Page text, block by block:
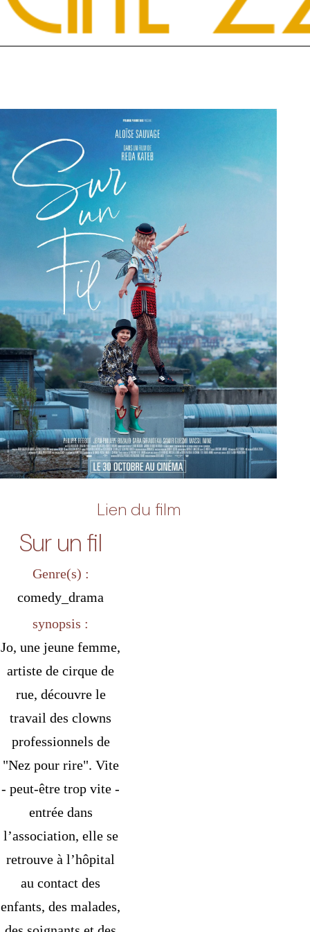
Lien du film
Sur un fil
Genre(s) :
comedy_drama
synopsis :
Jo, une jeune femme,
artiste de cirque de
rue, découvre le
travail des clowns
professionnels de
"Nez pour rire". Vite
- peut-être trop vite -
entrée dans
l’association, elle se
retrouve à l’hôpital
au contact des
enfants, des malades,